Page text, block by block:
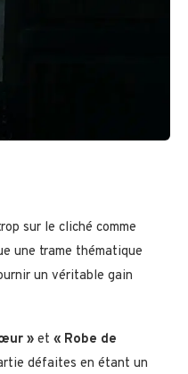
sur le cliché comme
une trame thématique
un véritable gain
» et « Robe de
défaites en étant un